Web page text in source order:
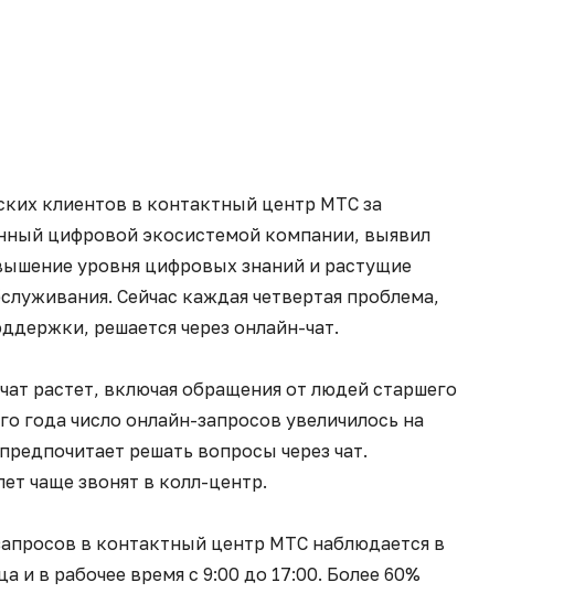
клиентов в контактный центр МТС за
цифровой экосистемой компании, выявил
уровня цифровых знаний и растущие
Сейчас каждая четвертая проблема,
решается через онлайн-чат.
растет, включая обращения от людей старшего
года число онлайн-запросов увеличилось на
решать вопросы через чат.
чаще звонят в колл-центр.
в контактный центр МТС наблюдается в
и в рабочее время с 9:00 до 17:00. Более 60%